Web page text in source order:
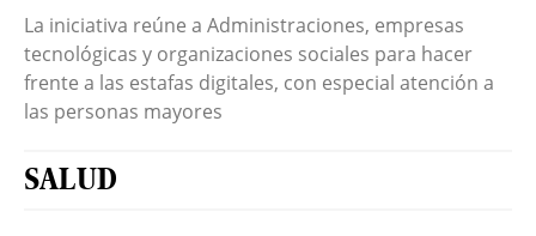
La iniciativa reúne a Administraciones, empresas
tecnológicas y organizaciones sociales para hacer
frente a las estafas digitales, con especial atención a
las personas mayores
SALUD